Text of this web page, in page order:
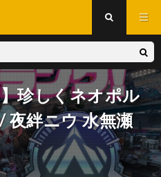
珍しくネオポル
夜絆ニウ 水無瀬